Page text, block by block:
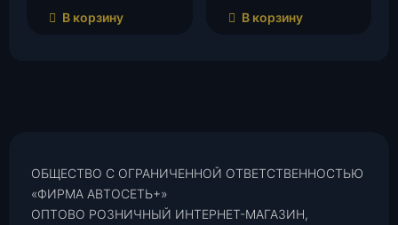
В корзину В корзину
ОБЩЕСТВО С ОГРАНИЧЕННОЙ ОТВЕТСТВЕННОСТЬЮ
«ФИРМА АВТОСЕТЬ+»
ОПТОВО РОЗНИЧНЫЙ ИНТЕРНЕТ-МАГАЗИН,